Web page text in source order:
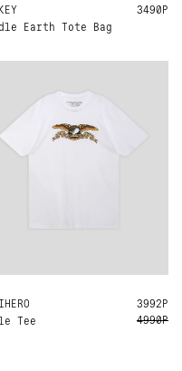
Earth Tote Bag
3490Р
Tee
3992Р
4990Р